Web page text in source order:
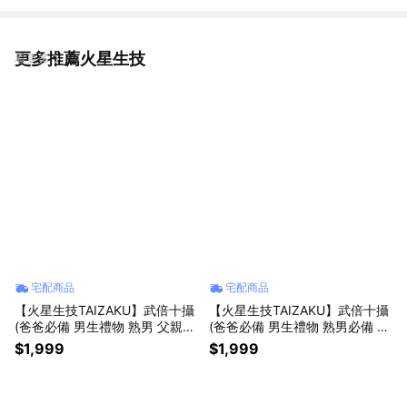
更多推薦火星生技
看更多
宅配商品
【火星生技TAIZAKU】武倍十攝
(爸爸必備 男生禮物 熟男 父親
生日禮物 南瓜 茄紅素）
$1,999
宅配商品
【火星生技TAIZAKU】武倍十攝
(爸爸必備 男生禮物 熟男必備 父
親 情人節 生日禮物 南瓜 茄紅
素）
$1,999